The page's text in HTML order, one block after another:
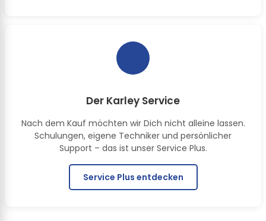
Der Karley Service
Nach dem Kauf möchten wir Dich nicht alleine lassen.
Schulungen, eigene Techniker und persönlicher
Support – das ist unser Service Plus.
Service Plus entdecken